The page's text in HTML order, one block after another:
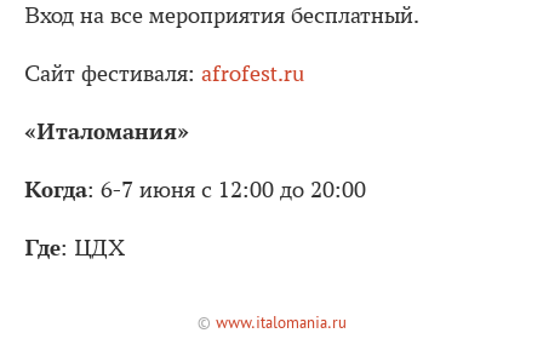
Вход на все мероприятия бесплатный.
Сайт фестиваля: afrofest.ru
«Италомания»
Когда: 6-7 июня с 12:00 до 20:00
Где: ЦДХ
© www.italomania.ru